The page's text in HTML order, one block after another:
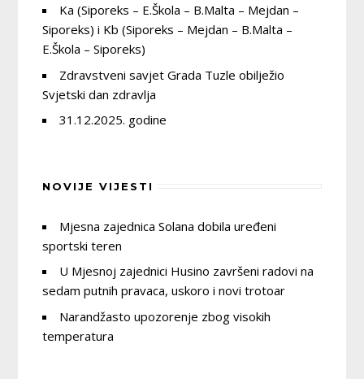
Ka (Siporeks – E.Škola – B.Malta – Mejdan –
Siporeks) i Kb (Siporeks – Mejdan – B.Malta –
E.Škola – Siporeks)
Zdravstveni savjet Grada Tuzle obilježio
Svjetski dan zdravlja
31.12.2025. godine
NOVIJE VIJESTI
Mjesna zajednica Solana dobila uređeni
sportski teren
U Mjesnoj zajednici Husino završeni radovi na
sedam putnih pravaca, uskoro i novi trotoar
Narandžasto upozorenje zbog visokih
temperatura